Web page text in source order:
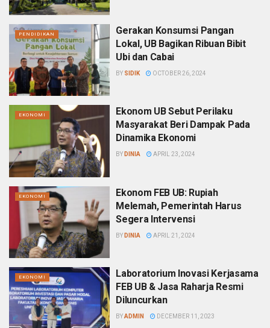
PENDIDIKAN
Gerakan Konsumsi Pangan
Lokal, UB Bagikan Ribuan Bibit
Ubi dan Cabai
BY SIDIK OCTOBER 26, 2024
EKONOMI
Ekonom UB Sebut Perilaku
Masyarakat Beri Dampak Pada
Dinamika Ekonomi
BY DINIA APRIL 23, 2024
EKONOMI
Ekonom FEB UB: Rupiah
Melemah, Pemerintah Harus
Segera Intervensi
BY DINIA APRIL 21, 2024
EKONOMI
Laboratorium Inovasi Kerjasama
FEB UB & Jasa Raharja Resmi
Diluncurkan
BYADMIN DECEMBER 11, 2023